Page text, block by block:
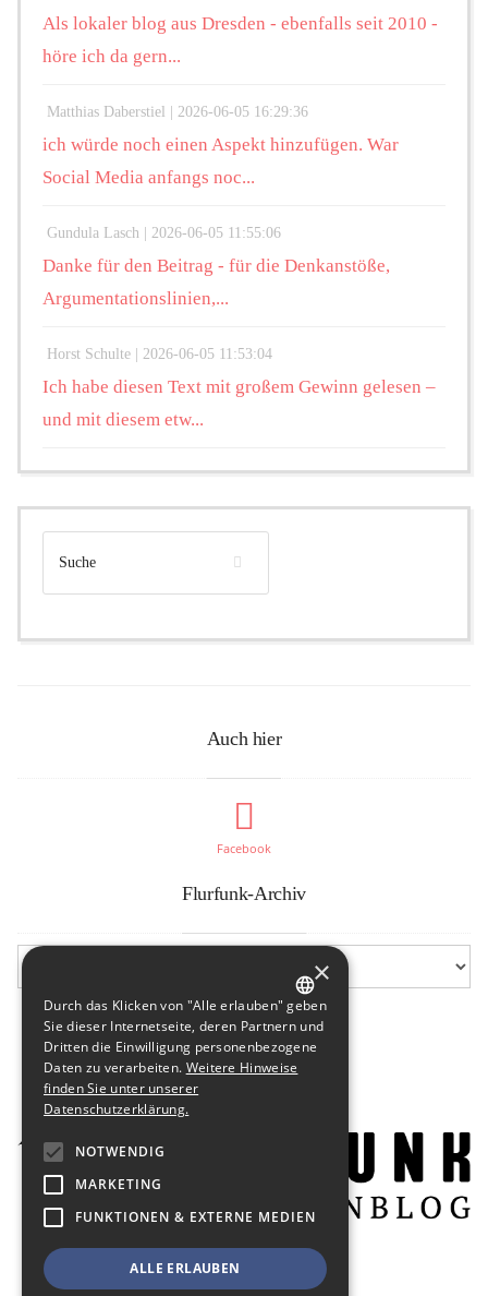
Als lokaler blog aus Dresden - ebenfalls seit 2010 -
höre ich da gern...
Matthias Daberstiel | 2026-06-05 16:29:36
ich würde noch einen Aspekt hinzufügen. War
Social Media anfangs noc...
Gundula Lasch | 2026-06-05 11:55:06
Danke für den Beitrag - für die Denkanstöße,
Argumentationslinien,...
Horst Schulte | 2026-06-05 11:53:04
Ich habe diesen Text mit großem Gewinn gelesen –
und mit diesem etw...
Auch hier
Facebook
Flurfunk-Archiv
GERMAN
ENGLISH
×
Durch das Klicken von "Alle erlauben" geben
Sie dieser Internetseite, deren Partnern und
Dritten die Einwilligung personenbezogene
Daten zu verarbeiten. Weitere Hinweise
finden Sie unter unserer
Datenschutzerklärung.
NOTWENDIG
MARKETING
FUNKTIONEN & EXTERNE MEDIEN
ALLE ERLAUBEN